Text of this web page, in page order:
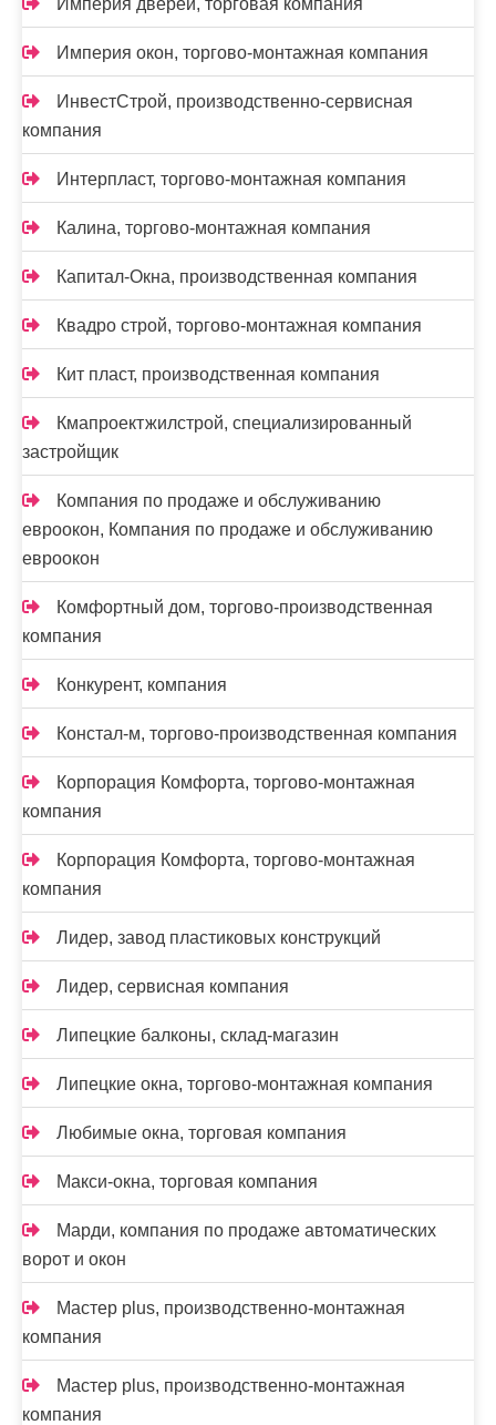
Империя дверей, торговая компания
Империя окон, торгово-монтажная компания
ИнвестСтрой, производственно-сервисная
компания
Интерпласт, торгово-монтажная компания
Калина, торгово-монтажная компания
Капитал-Окна, производственная компания
Квадро строй, торгово-монтажная компания
Кит пласт, производственная компания
Кмапроектжилстрой, специализированный
застройщик
Компания по продаже и обслуживанию
евроокон, Компания по продаже и обслуживанию
евроокон
Комфортный дом, торгово-производственная
компания
Конкурент, компания
Констал-м, торгово-производственная компания
Корпорация Комфорта, торгово-монтажная
компания
Корпорация Комфорта, торгово-монтажная
компания
Лидер, завод пластиковых конструкций
Лидер, сервисная компания
Липецкие балконы, склад-магазин
Липецкие окна, торгово-монтажная компания
Любимые окна, торговая компания
Макси-окна, торговая компания
Марди, компания по продаже автоматических
ворот и окон
Мастер plus, производственно-монтажная
компания
Мастер plus, производственно-монтажная
компания